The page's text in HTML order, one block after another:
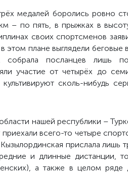
медалей боролись ровно
– по пять, в прыжках в
своих спортсменов
этом плане выглядели
посланцев лишь
участие от четырёх до
сколь-нибудь
нашей республики –
всего-то четыре
прислала лишь
и длинные дистанции,
а также в целом ряде